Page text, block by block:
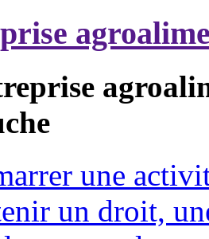
une
un droit,